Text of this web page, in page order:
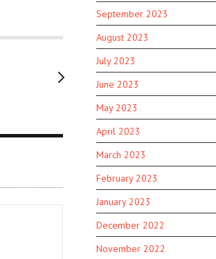
September 2023
August 2023
July 2023
June 2023
May 2023
April 2023
March 2023
February 2023
January 2023
December 2022
November 2022